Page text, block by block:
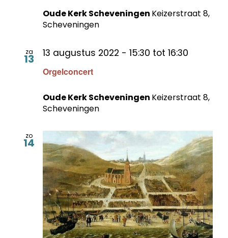
Oude Kerk Scheveningen Keizerstraat 8,
Scheveningen
za
13
Orgelconcert
13 augustus 2022 - 15:30 tot 16:30
Oude Kerk Scheveningen Keizerstraat 8,
Scheveningen
zo
14